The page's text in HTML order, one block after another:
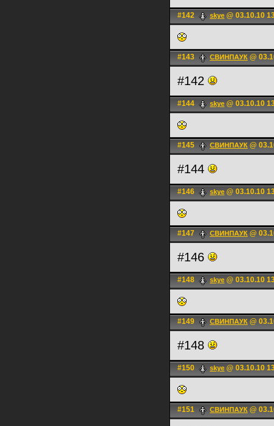
#142 skye @ 03.10.10
#143 СВИНПАУК @
#142
#144 skye @ 03.10.10
#145 СВИНПАУК @
#144
#146 skye @ 03.10.10
#147 СВИНПАУК @
#146
#148 skye @ 03.10.10
#149 СВИНПАУК @
#148
#150 skye @ 03.10.10
#151 СВИНПАУК @